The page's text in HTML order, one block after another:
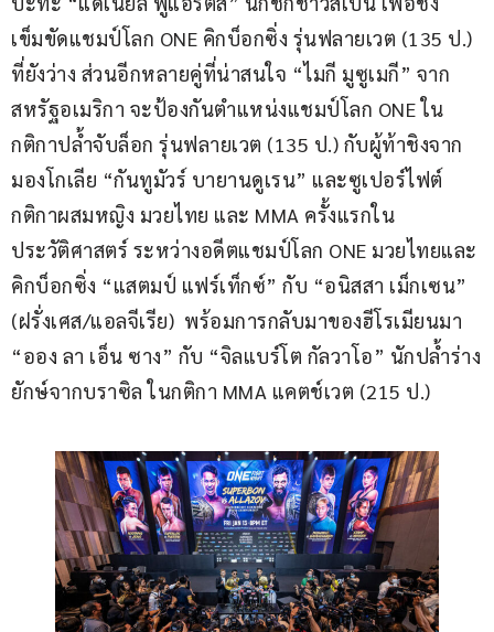
เข็มขัดแชมป์โลก ONE คิกบ็อกซิ่ง รุ่นฟลายเวต (135 ป.)
ที่ยังว่าง ส่วนอีกหลายคู่ที่น่าสนใจ “ไมกี มูซูเมกี” จาก
สหรัฐอเมริกา จะป้องกันตำแหน่งแชมป์โลก ONE ใน
กติกาปล้ำจับล็อก รุ่นฟลายเวต (135 ป.) กับผู้ท้าชิงจาก
มองโกเลีย “กันทูมัวร์ บายานดูเรน” และซูเปอร์ไฟต์
กติกาผสมหญิง มวยไทย และ MMA ครั้งแรกใน
ประวัติศาสตร์ ระหว่างอดีตแชมป์โลก ONE มวยไทยและ
คิกบ็อกซิ่ง “แสตมป์ แฟร์เท็กซ์” กับ “อนิสสา เม็กเซน”
(ฝรั่งเศส/แอลจีเรีย)  พร้อมการกลับมาของฮีโรเมียนมา
“ออง ลา เอ็น ซาง” กับ “จิลแบร์โต กัลวาโอ” นักปล้ำร่าง
ยักษ์จากบราซิล ในกติกา MMA แคตช์เวต (215 ป.)